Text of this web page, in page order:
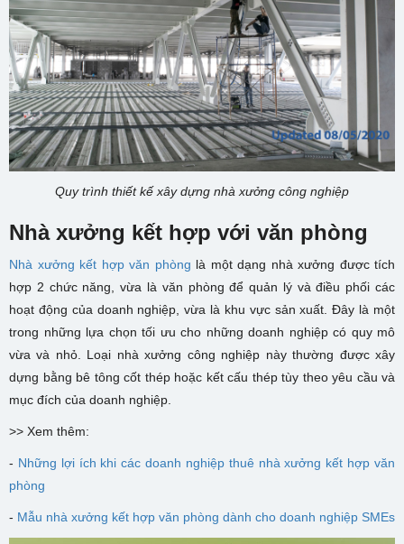
Quy trình thiết kế xây dựng nhà xưởng công nghiệp
Nhà xưởng kết hợp với văn phòng
Nhà xưởng kết hợp văn phòng là một dạng nhà xưởng được tích
hợp 2 chức năng, vừa là văn phòng để quản lý và điều phối các
hoạt động của doanh nghiệp, vừa là khu vực sản xuất. Đây là một
trong những lựa chọn tối ưu cho những doanh nghiệp có quy mô
vừa và nhỏ. Loại nhà xưởng công nghiệp này thường được xây
dựng bằng bê tông cốt thép hoặc kết cấu thép tùy theo yêu cầu và
mục đích của doanh nghiệp.
>> Xem thêm:
- Những lợi ích khi các doanh nghiệp thuê nhà xưởng kết hợp văn
phòng
- Mẫu nhà xưởng kết hợp văn phòng dành cho doanh nghiệp SMEs